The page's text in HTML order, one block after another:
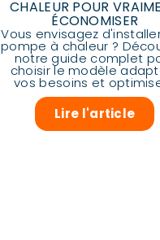
CHALEUR POUR
ÉCONOMISER
Vous envisagez
pompe à chaleur ?
notre guide complet
choisir le modèle
vos besoins et
Lire l'article